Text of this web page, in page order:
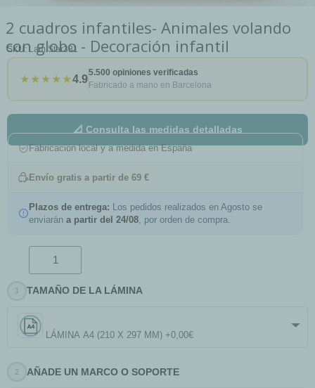
2 cuadros infantiles- Animales volando
con globo - Decoración infantil
SKU Lam Star381
★★★★★4.9
5.500 opiniones verificadas
Fabricado a mano en Barcelona
📐 Consulta las medidas detalladas
Fabricación local y a medida en España
Envío gratis a partir de 69 €
Plazos de entrega: Los pedidos realizados en Agosto se
enviarán a partir del 24/08 , por orden de compra.
TAMAÑO DE LA LÁMINA
LÁMINA A4 (210 X 297 MM) +0,00€
AÑADE UN MARCO O SOPORTE